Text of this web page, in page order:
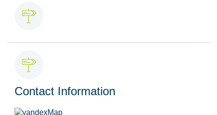
Contact Information